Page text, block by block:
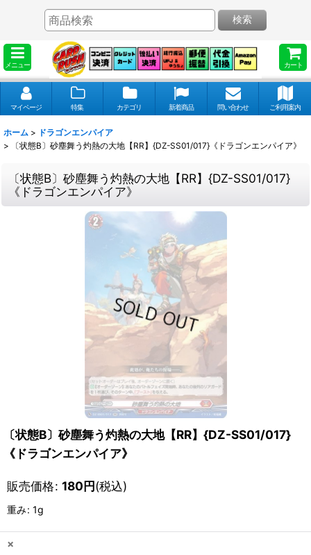
メニュー カート
検索
マイページ 特集 カテゴリ 新着商品 問い合わせ ご利用案内
ホーム > ドラゴンエンパイア
>
〔状態B〕砂塵舞う灼熱の大地【RR】{DZ-SS01/017}《ドラゴンエンパイア》
〔状態B〕砂塵舞う灼熱の大地【RR】{DZ-SS01/017}
《ドラゴンエンパイア》
〔状態B〕砂塵舞う灼熱の大地【RR】{DZ-SS01/017}
《ドラゴンエンパイア》
販売価格: 180円(税込)
重み: 1g
×